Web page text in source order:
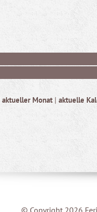
aktueller Monat | aktuelle
© Copyright 2026